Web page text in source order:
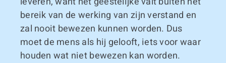
bereik van de werking van zijn verstand en
zal nooit bewezen kunnen worden. Dus
moet de mens als hij gelooft, iets voor waar
houden wat niet bewezen kan worden.